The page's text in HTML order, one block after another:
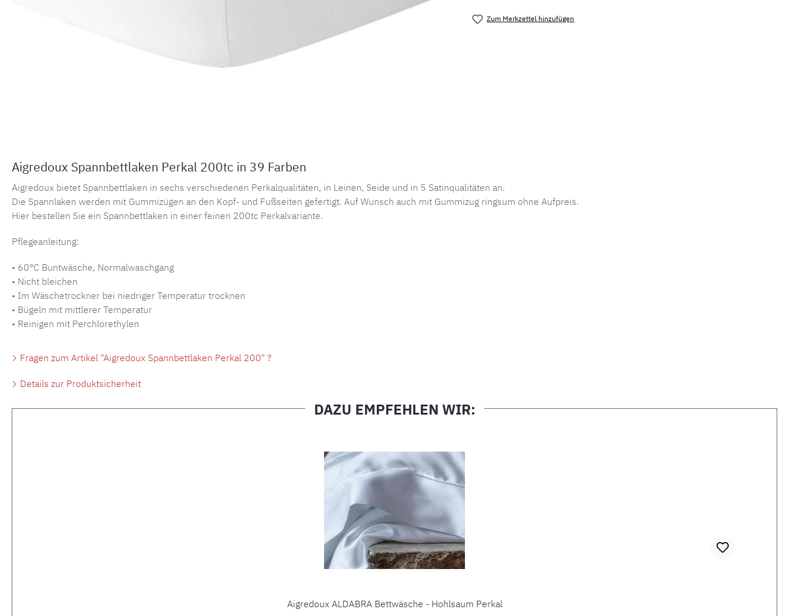
Zum Merkzettel hinzufügen
Aigredoux Spannbettlaken Perkal 200tc in 39 Farben
Aigredoux bietet Spannbettlaken in sechs verschiedenen Perkalqualitäten, in Leinen, Seide und in 5 Satinqualitäten an.
Die Spannlaken werden mit Gummizügen an den Kopf- und Fußseiten gefertigt. Auf Wunsch auch mit Gummizug ringsum ohne Aufpreis.
Hier bestellen Sie ein Spannbettlaken in einer feinen 200tc Perkalvariante.
Pflegeanleitung:
• 60°C Buntwäsche, Normalwaschgang
• Nicht bleichen
• Im Wäschetrockner bei niedriger Temperatur trocknen
• Bügeln mit mittlerer Temperatur
• Reinigen mit Perchlorethylen
Fragen zum Artikel "Aigredoux Spannbettlaken Perkal 200" ?
Details zur Produktsicherheit
DAZU EMPFEHLEN WIR:
Aigredoux ALDABRA Bettwäsche - Hohlsaum Perkal